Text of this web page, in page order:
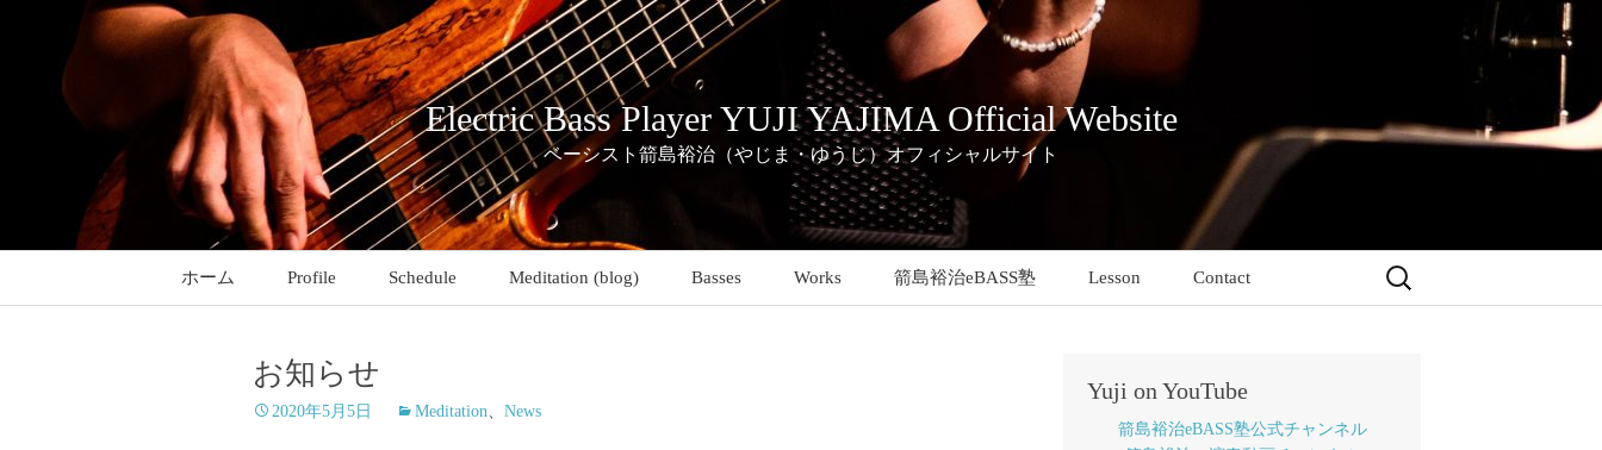
ッ
Electric Bass Player YUJI YAJIMA Official Website
ベーシスト箭島裕治（やじま・ゆうじ）オフィシャルサイト
ホーム Profile Schedule Meditation (blog) Basses Works 箭島裕治eBASS塾 Lesson Contact
検
お知らせ
2020年5月5日 Meditation、 News
Yuji on YouTube
箭島裕治eBASS塾公式チャンネル